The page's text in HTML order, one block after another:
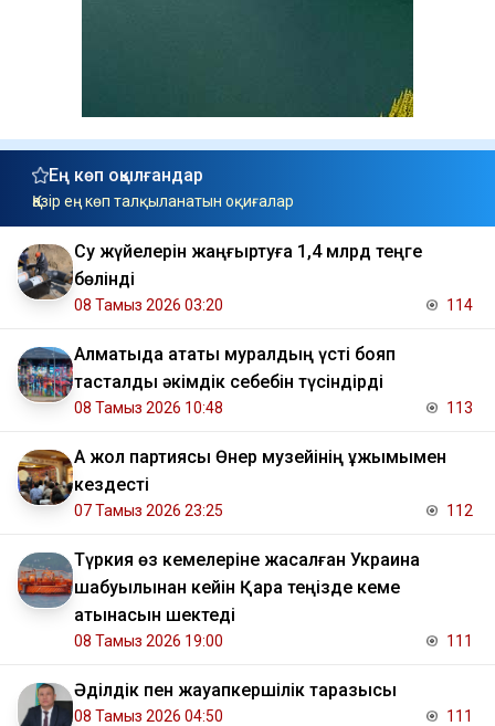
Ең көп оқылғандар
Қазір ең көп талқыланатын оқиғалар
Су жүйелерін жаңғыртуға 1,4 млрд теңге
бөлінді
08 Тамыз 2026 03:20 114
Алматыда атақты муралдың үсті бояп
тасталды әкімдік себебін түсіндірді
08 Тамыз 2026 10:48 113
Ақ жол партиясы Өнер музейінің ұжымымен
кездесті
07 Тамыз 2026 23:25 112
Түркия өз кемелеріне жасалған Украина
шабуылынан кейін Қара теңізде кеме
қатынасын шектеді
08 Тамыз 2026 19:00 111
Әділдік пен жауапкершілік таразысы
08 Тамыз 2026 04:50 111